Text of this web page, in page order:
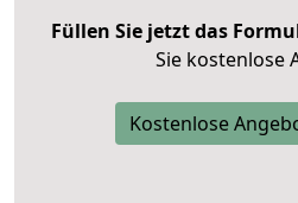
Füllen Sie jetzt das
Sie kostenlose
Kostenlose